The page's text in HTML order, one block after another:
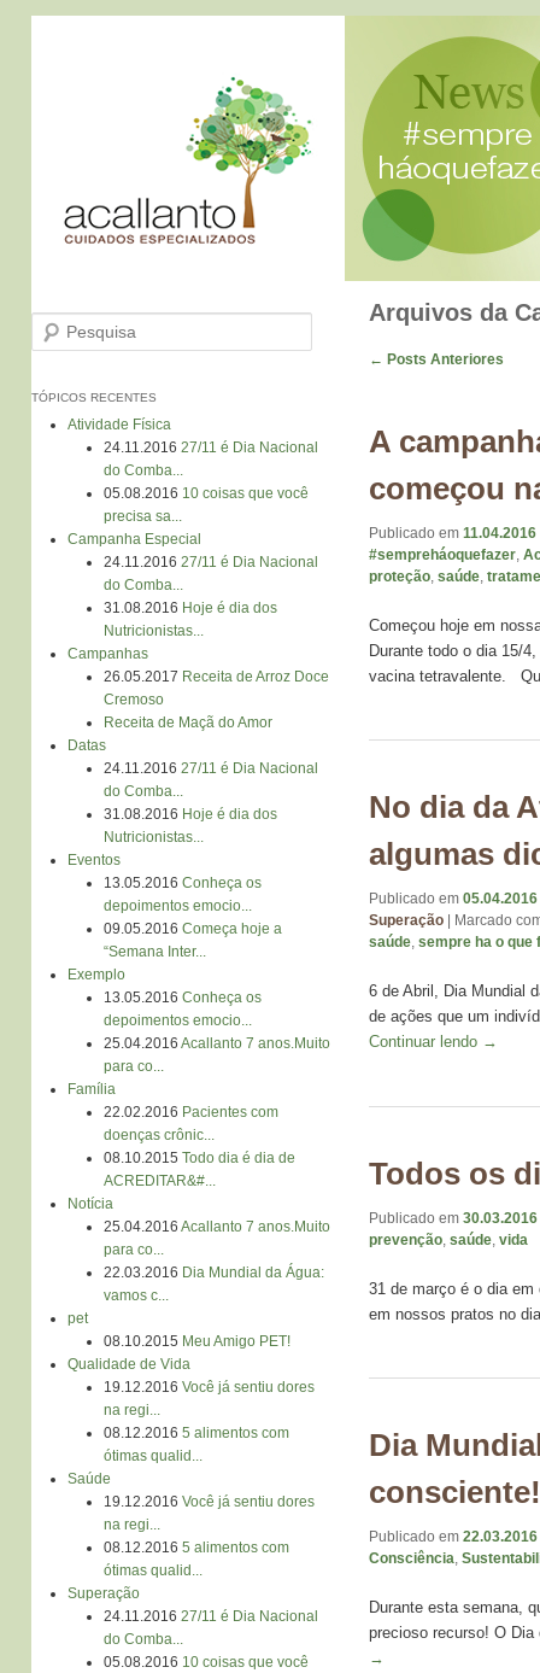
Pesquisa
TÓPICOS RECENTES
Atividade Física
24.11.2016 27/11 é Dia Nacional
do Comba...
05.08.2016 10 coisas que você
precisa sa...
Campanha Especial
24.11.2016 27/11 é Dia Nacional
do Comba...
31.08.2016 Hoje é dia dos
Nutricionistas...
Campanhas
26.05.2017 Receita de Arroz Doce
Cremoso
Receita de Maçã do Amor
Datas
24.11.2016 27/11 é Dia Nacional
do Comba...
31.08.2016 Hoje é dia dos
Nutricionistas...
Eventos
13.05.2016 Conheça os
depoimentos emocio...
09.05.2016 Começa hoje a
“Semana Inter...
Exemplo
13.05.2016 Conheça os
depoimentos emocio...
25.04.2016 Acallanto 7 anos.Muito
para co...
Família
22.02.2016 Pacientes com
doenças crônic...
08.10.2015 Todo dia é dia de
ACREDITAR&#...
Notícia
25.04.2016 Acallanto 7 anos.Muito
para co...
22.03.2016 Dia Mundial da Água:
vamos c...
pet
08.10.2015 Meu Amigo PET!
Qualidade de Vida
19.12.2016 Você já sentiu dores
na regi...
08.12.2016 5 alimentos com
ótimas qualid...
Saúde
19.12.2016 Você já sentiu dores
na regi...
08.12.2016 5 alimentos com
ótimas qualid...
Superação
24.11.2016 27/11 é Dia Nacional
do Comba...
05.08.2016 10 coisas que você
Arquivos da
Navegação de Posts
← Posts Anteriores
A
começou
Publicado em 11.04.2016
#sempreháoquefazer,
proteção, saúde,
Começou hoje em
Durante todo o dia 15/
vacina tetravalente.
No dia da
algumas
Publicado em 05.04.2016
Superação
Marcado
saúde, sempre ha o que
6 de Abril, Dia Mundial
de ações que um
Continuar lendo →
Todos os
Publicado em 30.03.2016
prevenção saúde vida
31 de março é o dia
em nossos pratos no
Dia
consciente!
Publicado em 22.03.2016
Consciência,
Durante esta semana,
precioso recurso! O
→